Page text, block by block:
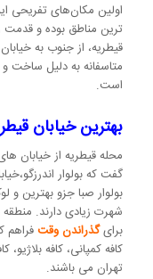
اولین مکان‌های تفریحی
ترین مناطق بوده و قدمت
قیطریه، از جنوب به
متاسفانه به دلیل ساخت
است.
بهترین خیابان
محله قیطریه از خیابان
گفت که بولوار
بولوار صبا جزو بهترین
شهرت زیادی دارند.
برایگذراندن وقت فراهم
کافه کمپانی، کافه
تهران می باشند.